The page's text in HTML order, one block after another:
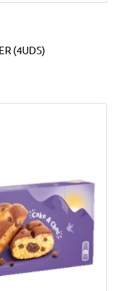
(4UDS)